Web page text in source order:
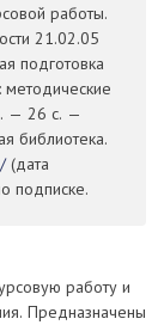
работы.
21.02.05
подготовка
— 26 с. —
библиотека.
(дата
подписке.
работу и
Предназначены